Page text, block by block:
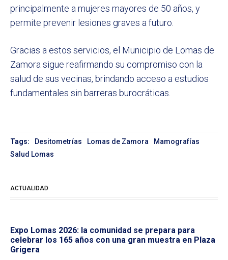
principalmente a mujeres mayores de 50 años, y
permite prevenir lesiones graves a futuro.
Gracias a estos servicios, el Municipio de Lomas de
Zamora sigue reafirmando su compromiso con la
salud de sus vecinas, brindando acceso a estudios
fundamentales sin barreras burocráticas.
Tags: Desitometrías Lomas de Zamora
Mamografías
Salud Lomas
ACTUALIDAD
Expo Lomas 2026: la comunidad se prepara para
celebrar los 165 años con una gran muestra en Plaza
Grigera